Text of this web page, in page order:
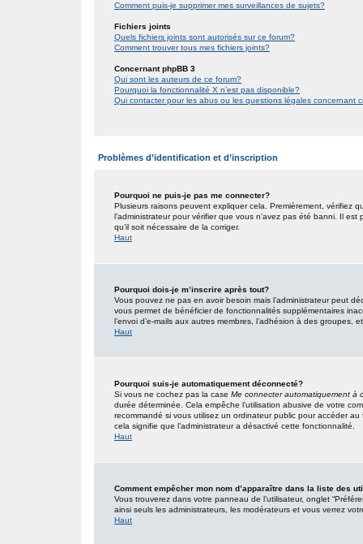
Comment puis-je supprimer mes surveillances de sujets?
Fichiers joints
Quels fichiers joints sont autorisés sur ce forum?
Comment trouver tous mes fichiers joints?
Concernant phpBB 3
Qui sont les auteurs de ce forum?
Pourquoi la fonctionnalité X n’est pas disponible?
Qui contacter pour les abus ou les questions légales concernant
Problèmes d’identification et d’inscription
Pourquoi ne puis-je pas me connecter?
Plusieurs raisons peuvent expliquer cela. Premièrement, vérifiez
l’administrateur pour vérifier que vous n’avez pas été banni. Il
qu’il soit nécessaire de la corriger.
Haut
Pourquoi dois-je m’inscrire après tout?
Vous pouvez ne pas en avoir besoin mais l’administrateur peut
vous permet de bénéficier de fonctionnalités supplémentaires
l’envoi d’e-mails aux autres membres, l’adhésion à des groupes,
Haut
Pourquoi suis-je automatiquement déconnecté?
Si vous ne cochez pas la case Me connecter automatiquement à
durée déterminée. Cela empêche l’utilisation abusive de votre
recommandé si vous utilisez un ordinateur public pour accéder
cela signifie que l’administrateur a désactivé cette fonctionnalité.
Haut
Comment empêcher mon nom d’apparaître dans la liste des
Vous trouverez dans votre panneau de l’utilisateur, onglet
ainsi seuls les administrateurs, les modérateurs et vous verrez
Haut